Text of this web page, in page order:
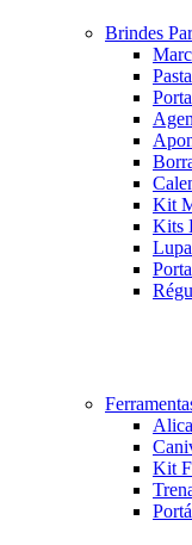
Brindes
Kit
Kits
Kit